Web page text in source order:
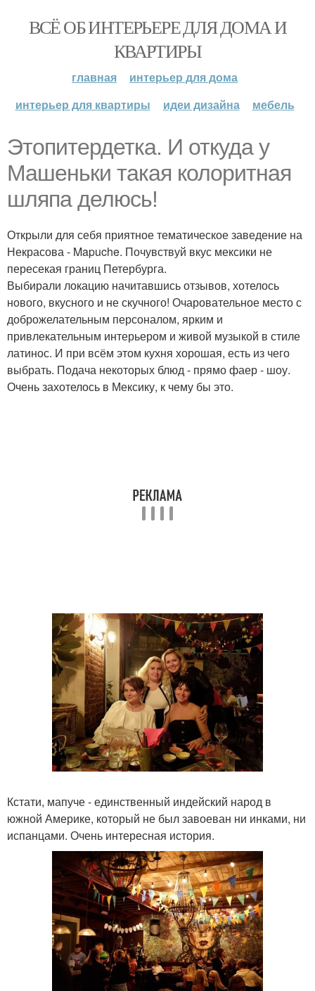
ВСЁ ОБ ИНТЕРЬЕРЕ ДЛЯ ДОМА И
КВАРТИРЫ
главная
интерьер для дома
интерьер для квартиры
идеи дизайна мебель
Этопитердетка. И откуда у
Машеньки такая колоритная
шляпа делюсь!
Открыли для себя приятное тематическое заведение на
Некрасова - Mapuche. Почувствуй вкус мексики не
пересекая границ Петербурга.
Выбирали локацию начитавшись отзывов, хотелось
нового, вкусного и не скучного! Очаровательное место с
доброжелательным персоналом, ярким и
привлекательным интерьером и живой музыкой в стиле
латинос. И при всём этом кухня хорошая, есть из чего
выбрать. Подача некоторых блюд - прямо фаер - шоу.
Очень захотелось в Мексику, к чему бы это.
Кстати, мапуче - единственный индейский народ в
южной Америке, который не был завоеван ни инками, ни
испанцами. Очень интересная история.